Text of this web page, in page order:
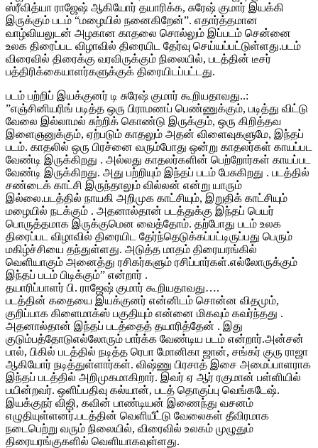
ஸ்ரீவித்யா ராஜேஷ் ஆகியோர் தயாரிக்க, சுரேஷ் குமார் இயக்கி
இருக்கும் படம் “மழையில் நனைகிறேன்”. எதார்த்தமான
வாழ்வியலுடன் அழகான காதலை சொல்லும் இப்படம் சென்னை
உலக திரைப்பட விழாவில் திரையிட தேர்வு செய்யப்பட்டுள்ளது.படம்
விரைவில் திரைக்கு வரவிருக்கும் நிலையில், படத்தின் டீசர்
பத்திரிக்கையாளர்களுக்குக் திரையிடப்பட்டது.
படம் பற்றிப் இயக்குனர் டி சுரேஷ் குமார் கூறியதாவது..:
”எஞ்சினியரிங் படித்த ஒரு பிராமணப் பெண்ணுக்கும், படித்து விட்டு
வேலை இல்லாமல் சுற்றிக் கொண்டு இருக்கும், ஒரு கிறித்தவ
இளைஞனுக்கும், ஏற்படும் காதலும் அதன் விளைவுகளுமே, இந்தப்
படம். காதலில் ஒரு பிரச்னை வரும்போது ஒன்று காதலர்கள் காயப்பட
வேண்டி இருக்கிறது . அல்லது காதலர்களின் பெற்றோர்கள் காயப்பட
வேண்டி இருக்கிறது. அது பற்றியும் இந்தப் படம் பேசுகிறது . படத்தில்
சண்டைக் காட்சி இருந்தாலும் வில்லன் என்று யாரும்
இல்லை.படத்தில் நாயகி அறிமுக காட்சியும், இறுதிக் காட்சியும்
மழையில் நடக்கும் . அதனால்தான் படத்துக்கு இந்தப் பெயர்
பொருத்தமாக இருக்குமென வைத்தோம். தற்போது படம் உலக
திரைப்பட விழாவில் திரையிட தேர்ந்தெடுக்கப்பட்டிருப்பது பெரும்
மகிழ்ச்சியை தந்துள்ளது. அடுத்த மாதம் திரையரங்கில்
வெளியாகும் அனைத்து ரசிகர்களும் ரசிப்பார்கள்.எல்லோருக்கும்
இந்தப் படம் பிடிக்கும்” என்றார் .
தயாரிப்பாளர் பி. ராஜேஷ் குமார் கூறியதாவது….
படத்தின் கதையை இயக்குனர் என்னிடம் சொன்ன விதமும்,
குறிப்பாக கிளைமாக்ஸ் பகுதியும் என்னை மிகவும் கவர்ந்தது .
அதனால்தான் இந்தப் படத்தைத் தயாரித்தேன் . இது
குடும்பத்தோடுஎல்லோரும் பார்க்க வேண்டிய படம் என்றார்.அன்சன்
பால், பிகில் படத்தில் நடித்த ரெபா மோனிகா ஜான், சங்கர் குரு ராஜா
ஆகியோர் நடித்துள்ளார்கள். விஷ்ணு பிரசாத் இசை அமைப்பாளராக
இந்தப் படத்தில் அறிமுகமாகிறார். இவர் ஏ ஆர் ரகுமான் பள்ளியில்
பயின்றவர். ஒளிப்பதிவு கல்யான், படத் தொகுப்பு வெங்கடேஷ்.
இயக்குநர் விஜி, கவின் பாண்டியன் இணைந்து வசனம்
எழுதியுள்ளனர்.படத்தின் வெளியீட்டு வேலைகள் தீவிரமாக
நடைபெற்று வரும் நிலையில், விரைவில் உலகம் முழுதும்
திரையரங்குகளில் வெளியாகவுள்ளது.